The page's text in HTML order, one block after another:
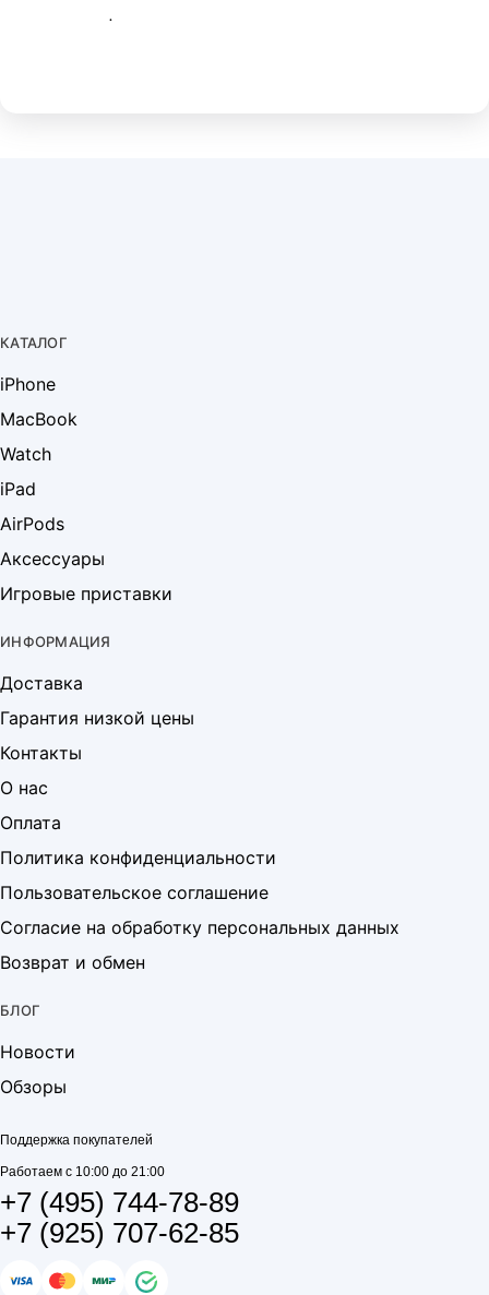
.
КАТАЛОГ
iPhone
MacBook
Watch
iPad
AirPods
Аксессуары
Игровые приставки
ИНФОРМАЦИЯ
Доставка
Гарантия низкой цены
Контакты
О нас
Оплата
Политика конфиденциальности
Пользовательское соглашение
Согласие на обработку персональных данных
Возврат и обмен
БЛОГ
Новости
Обзоры
Поддержка покупателей
Работаем с 10:00 до 21:00
+7 (495) 744-78-89
+7 (925) 707-62-85